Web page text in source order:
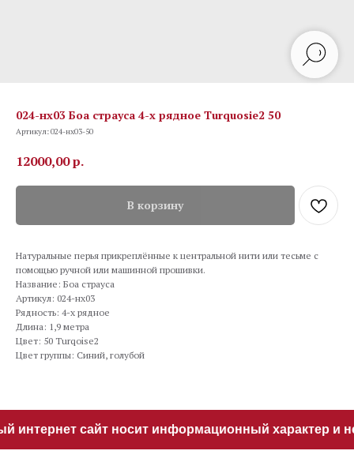
024-нх03 Боа страуса 4-х рядное Turquosie2 50
Артикул:024-нх03-50
12000,00р.
В корзину
Натуральные перья прикреплённые к центральной нити или тесьме с
помощью ручной или машинной прошивки.
Название: Боа страуса
Артикул: 024-нх03
Рядность: 4-х рядное
Длина: 1,9 метра
Цвет: 50 Turqoise2
Цвет группы: Синий, голубой
интернет сайт носит информационный характер и